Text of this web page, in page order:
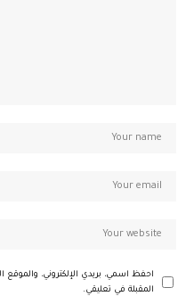
احفظ اسمي، بريدي الإلكتروني، والموقع
المقبلة في تعليقي.